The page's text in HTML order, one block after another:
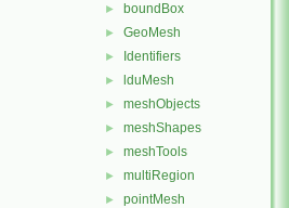
► boundBox
► GeoMesh
► Identifiers
► lduMesh
► meshObjects
► meshShapes
► meshTools
► multiRegion
► pointMesh